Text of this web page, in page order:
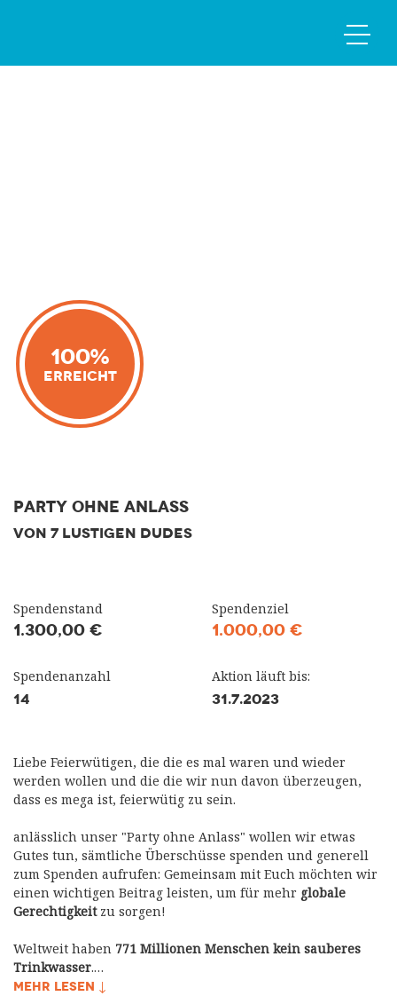
100%
Erreicht
Party ohne Anlass
VON 7 LUSTIGEN DUDES
Spendenstand
1.300,00 €
Spendenziel
1.000,00 €
Spendenanzahl
14
Aktion läuft bis:
31.7.2023
Liebe Feierwütigen, die die es mal waren und wieder
werden wollen und die die wir nun davon überzeugen,
dass es mega ist, feierwütig zu sein.
anlässlich unser "Party ohne Anlass" wollen wir etwas
Gutes tun, sämtliche Überschüsse spenden und generell
zum Spenden aufrufen: Gemeinsam mit Euch möchten wir
einen wichtigen Beitrag leisten, um für mehr globale
Gerechtigkeitzu sorgen!
Weltweit haben 771 Millionen Menschen kein sauberes
Trinkwasser.…
MEHR LESEN ↓